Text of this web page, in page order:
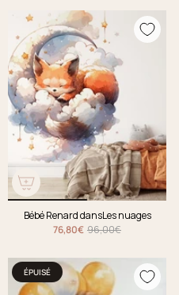
Bébé Renard dansLes nuages
76,80€ 96,00€
ÉPUISÉ